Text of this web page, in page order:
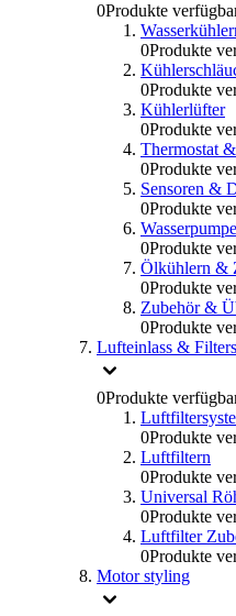
0Produkte
0Produkte
0Produkte
Kühlerlüfter
0Produkte
Thermostat
0Produkte
Sensoren &
0Produkte
0Produkte
Ölkühlern &
0Produkte
Zubehör &
0Produkte
Lufteinlass & Filters
0Produkte
0Produkte
Luftfiltern
0Produkte
Universal
0Produkte
Luftfilter
0Produkte
Motor styling